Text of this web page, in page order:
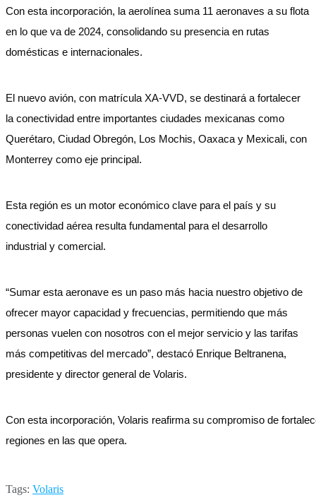
Con esta incorporación, la aerolínea suma 11 aeronaves a su flota
en lo que va de 2024, consolidando su presencia en rutas
domésticas e internacionales.
El nuevo avión, con matrícula XA-VVD, se destinará a fortalecer
la conectividad entre importantes ciudades mexicanas como
Querétaro, Ciudad Obregón, Los Mochis, Oaxaca y Mexicali, con
Monterrey como eje principal.
Esta región es un motor económico clave para el país y su
conectividad aérea resulta fundamental para el desarrollo
industrial y comercial.
“Sumar esta aeronave es un paso más hacia nuestro objetivo de
ofrecer mayor capacidad y frecuencias, permitiendo que más
personas vuelen con nosotros con el mejor servicio y las tarifas
más competitivas del mercado”, destacó Enrique Beltranena,
presidente y director general de Volaris.
Con esta incorporación, Volaris reafirma su compromiso de
regiones en las que opera.
Tags: Volaris